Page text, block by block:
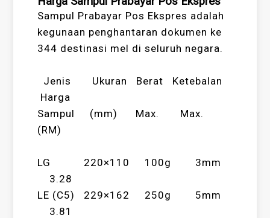
Sampul Prabayar Pos Ekspres adalah
kegunaan penghantaran dokumen ke
344 destinasi mel di seluruh negara.
Jenis Ukuran Berat Ketebalan
Harga
Sampul (mm) Max. Max.
(RM)
LG 220×110 100g 3mm
3.28
LE (C5) 229×162 250g 5mm
3.81